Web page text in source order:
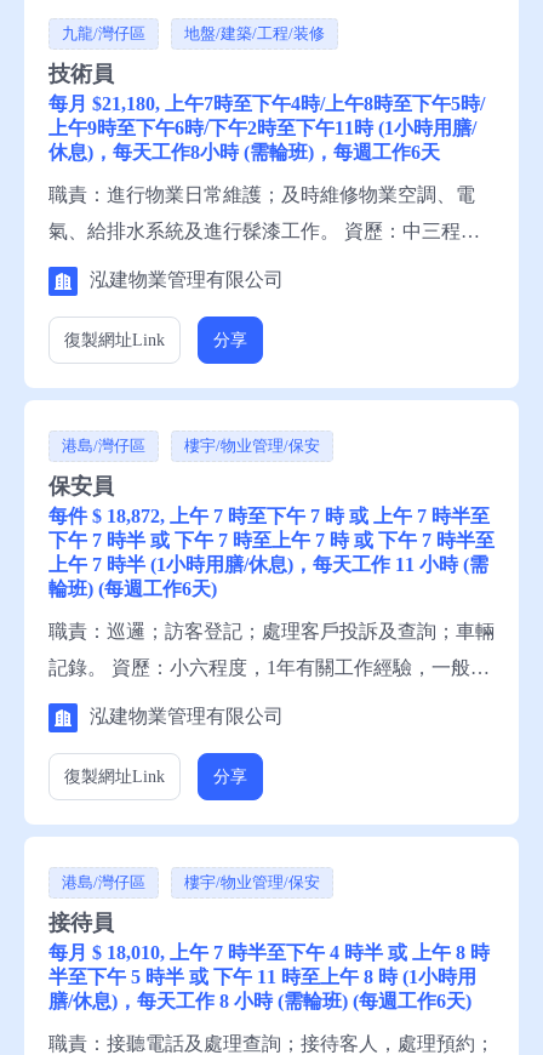
九龍/灣仔區 地盤/建築/工程/装修
技術員
每月 $21,180, 上午7時至下午4時/上午8時至下午5時/
上午9時至下午6時/下午2時至下午11時 (1小時用膳/
休息)，每天工作8小時 (需輪班)，每週工作6天
職責：進行物業日常維護；及時維修物業空調、電
氣、給排水系統及進行髹漆工作。 資歷：中三程
度，3年有關工作經驗，一般粵語，一般中文讀寫。
服務熱線安排轉介。
泓建物業管理有限公司
復製網址Link 分享
港島/灣仔區 樓宇/物业管理/保安
保安員
每件 $ 18,872, 上午 7 時至下午 7 時 或 上午 7 時半至
下午 7 時半 或 下午 7 時至上午 7 時 或 下午 7 時半至
上午 7 時半 (1小時用膳/休息)，每天工作 11 小時 (需
輪班) (每週工作6天)
職責：巡邏；訪客登記；處理客戶投訴及查詢；車輛
記錄。 資歷：小六程度，1年有關工作經驗，一般粵
語，一般中文讀寫。 申請須知：求職者請聯絡就業
泓建物業管理有限公司
復製網址Link 分享
港島/灣仔區 樓宇/物业管理/保安
接待員
每月 $ 18,010, 上午 7 時半至下午 4 時半 或 上午 8 時
半至下午 5 時半 或 下午 11 時至上午 8 時 (1小時用
膳/休息)，每天工作 8 小時 (需輪班) (每週工作6天)
職責：接聽電話及處理查詢；接待客人，處理預約；